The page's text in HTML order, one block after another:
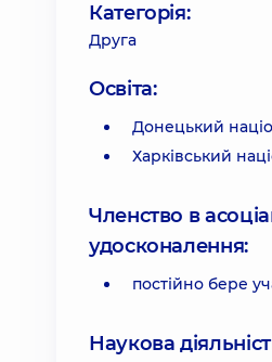
Категорія:
Друга
Освіта:
Донецький
Харківський
Членство в
удосконалення:
постійно бере
Наукова